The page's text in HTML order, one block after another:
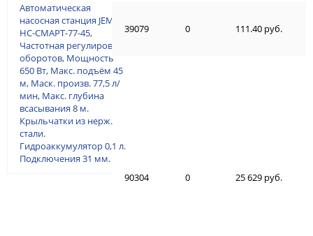
Автоматическая
насосная станция JEMIX,
НС-СМАРТ-77-45,
Частотная регулировка
оборотов, Мощность
650 Вт, Макс. подъём 45
м, Маск. произв. 77,5 л/
мин, Макс. глубина
всасывания 8 м.
Крыльчатки из нерж.
стали.
Гидроаккумулятор 0,1 л.
Подключения 31 мм.
39079 0 111.40 руб.
90304 0 25 629 руб.